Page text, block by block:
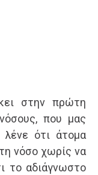
στην πρώτη
που μας
λένε ότι άτομα
νόσο χωρίς να
το αδιάγνωστο